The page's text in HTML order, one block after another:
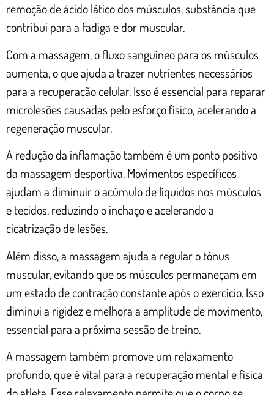
remoção de ácido lático dos músculos, substância que
contribui para a fadiga e dor muscular.
Com a massagem, o fluxo sanguíneo para os músculos
aumenta, o que ajuda a trazer nutrientes necessários
para a recuperação celular. Isso é essencial para reparar
microlesões causadas pelo esforço físico, acelerando a
regeneração muscular.
A redução da inflamação também é um ponto positivo
da massagem desportiva. Movimentos específicos
ajudam a diminuir o acúmulo de líquidos nos músculos
e tecidos, reduzindo o inchaço e acelerando a
cicatrização de lesões.
Além disso, a massagem ajuda a regular o tônus
muscular, evitando que os músculos permaneçam em
um estado de contração constante após o exercício. Isso
diminui a rigidez e melhora a amplitude de movimento,
essencial para a próxima sessão de treino.
A massagem também promove um relaxamento
profundo, que é vital para a recuperação mental e física